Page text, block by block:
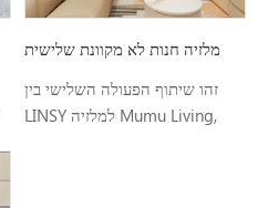
מלזיה חנות לא מקוונת שלישית
זהו שיתוף הפעולה השלישי בין
LINSY למלזיה Mumu Living,